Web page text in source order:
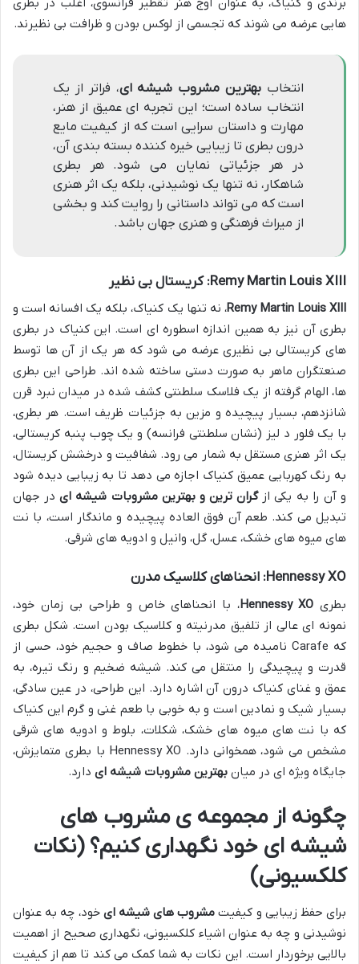
هایی عرضه می شوند که تجسمی از لوکس بودن و ظرافت بی نظیرند.
انتخاب بهترین مشروب شیشه ای، فراتر از یک
انتخاب ساده است؛ این تجربه ای عمیق از هنر،
مهارت و داستان سرایی است که از کیفیت مایع
درون بطری تا زیبایی خیره کننده بسته بندی آن،
در هر جزئیاتی نمایان می شود. هر بطری
شاهکار، نه تنها یک نوشیدنی، بلکه یک اثر هنری
است که می تواند داستانی را روایت کند و بخشی
از میراث فرهنگی و هنری جهان باشد.
Remy Martin Louis XIII: کریستال بی نظیر
Remy Martin Louis XIII، نه تنها یک کنیاک، بلکه یک افسانه است و
بطری آن نیز به همین اندازه اسطوره ای است. این کنیاک در بطری
های کریستالی بی نظیری عرضه می شود که هر یک از آن ها توسط
صنعتگران ماهر به صورت دستی ساخته شده اند. طراحی این بطری
ها، الهام گرفته از یک فلاسک سلطنتی کشف شده در میدان نبرد قرن
شانزدهم، بسیار پیچیده و مزین به جزئیات ظریف است. هر بطری،
با یک فلور د لیز (نشان سلطنتی فرانسه) و یک چوب پنبه کریستالی،
یک اثر هنری مستقل به شمار می رود. شفافیت و درخشش کریستال،
به رنگ کهربایی عمیق کنیاک اجازه می دهد تا به زیبایی دیده شود
و آن را به یکی ازگران ترین و بهترین مشروبات شیشه ایدر جهان
تبدیل می کند. طعم آن فوق العاده پیچیده و ماندگار است، با نت
های میوه های خشک، عسل، گل، وانیل و ادویه های شرقی.
Hennessy XO: انحناهای کلاسیک مدرن
بطری Hennessy XO، با انحناهای خاص و طراحی بی زمان خود،
نمونه ای عالی از تلفیق مدرنیته و کلاسیک بودن است. شکل بطری
که Carafe نامیده می شود، با خطوط صاف و حجیم خود، حسی از
قدرت و پیچیدگی را منتقل می کند. شیشه ضخیم و رنگ تیره، به
عمق و غنای کنیاک درون آن اشاره دارد. این طراحی، در عین سادگی،
بسیار شیک و نمادین است و به خوبی با طعم غنی و گرم این کنیاک
که با نت های میوه های خشک، شکلات، بلوط و ادویه های شرقی
مشخص می شود، همخوانی دارد. Hennessy XO با بطری متمایزش،
جایگاه ویژه ای در میان بهترین مشروبات شیشه ای دارد.
چگونه از مجموعه ی مشروب های
شیشه ای خود نگهداری کنیم؟ (نکات
کلکسیونی)
برای حفظ زیبایی و کیفیت مشروب های شیشه ای خود، چه به عنوان
نوشیدنی و چه به عنوان اشیاء کلکسیونی، نگهداری صحیح از اهمیت
بالایی برخوردار است. این نکات به شما کمک می کند تا هم از کیفیت